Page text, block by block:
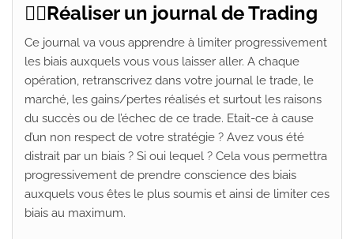
👉🏽Réaliser un journal de Trading
Ce journal va vous apprendre à limiter progressivement
les biais auxquels vous vous laisser aller. A chaque
opération, retranscrivez dans votre journal le trade, le
marché, les gains/pertes réalisés et surtout les raisons
du succès ou de l’échec de ce trade. Etait-ce à cause
d’un non respect de votre stratégie ? Avez vous été
distrait par un biais ? Si oui lequel ? Cela vous permettra
progressivement de prendre conscience des biais
auxquels vous êtes le plus soumis et ainsi de limiter ces
biais au maximum.